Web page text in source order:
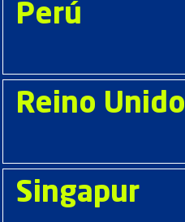
Perú
Reino Unido
Singapur